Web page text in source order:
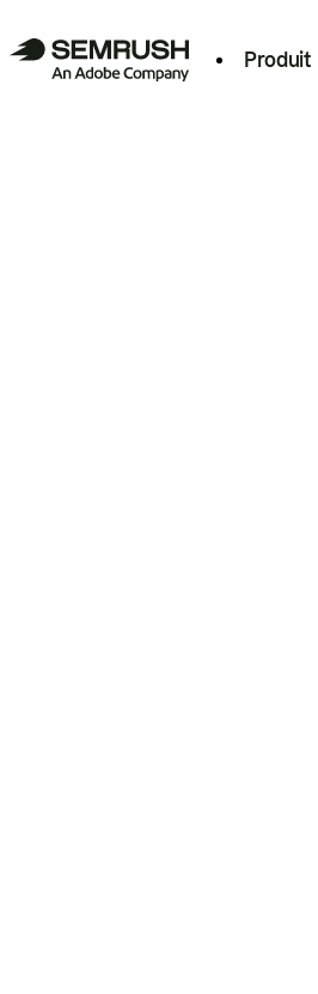
Produit